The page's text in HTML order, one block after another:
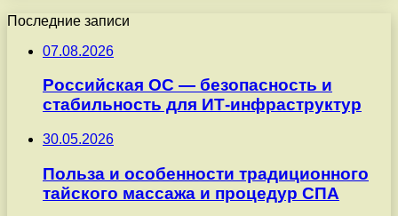
Последние записи
07.08.2026
Российская ОС — безопасность и
стабильность для ИТ-инфраструктур
30.05.2026
Польза и особенности традиционного
тайского массажа и процедур СПА